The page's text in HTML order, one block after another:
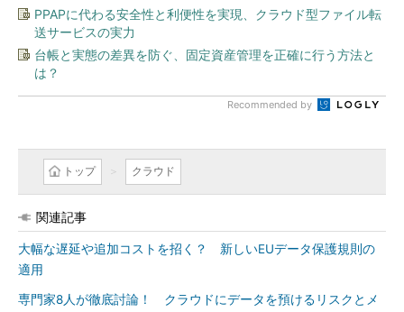
PPAPに代わる安全性と利便性を実現、クラウド型ファイル転
送サービスの実力
台帳と実態の差異を防ぐ、固定資産管理を正確に行う方法と
は？
Recommended by
トップ クラウド
関連記事
大幅な遅延や追加コストを招く？ 新しいEUデータ保護規則の
適用
専門家8人が徹底討論！ クラウドにデータを預けるリスクとメ